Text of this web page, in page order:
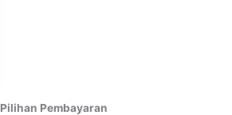
Pilihan Pembayaran